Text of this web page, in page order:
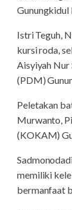
Gunungkidul
Istri Teguh,
kursi roda,
Aisyiyah Nur
(PDM)
Peletakan
Murwanto,
(KOKAM)
memiliki
bermanfaat